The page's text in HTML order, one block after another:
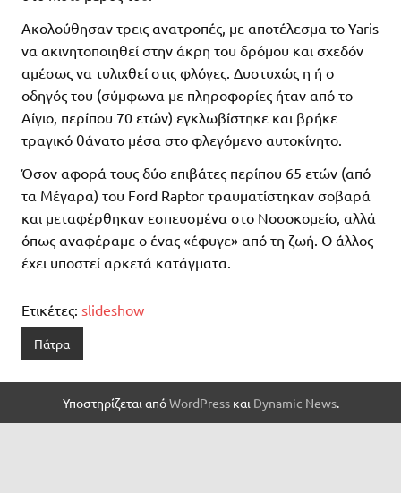
Ακολούθησαν τρεις ανατροπές, με αποτέλεσμα το Yaris
να ακινητοποιηθεί στην άκρη του δρόμου και σχεδόν
αμέσως να τυλιχθεί στις φλόγες. Δυστυχώς η ή ο
οδηγός του (σύμφωνα με πληροφορίες ήταν από το
Αίγιο, περίπου 70 ετών) εγκλωβίστηκε και βρήκε
τραγικό θάνατο μέσα στο φλεγόμενο αυτοκίνητο.
Όσον αφορά τους δύο επιβάτες περίπου 65 ετών (από
τα Μέγαρα) του Ford Raptor τραυματίστηκαν σοβαρά
και μεταφέρθηκαν εσπευσμένα στο Νοσοκομείο, αλλά
όπως αναφέραμε ο ένας «έφυγε» από τη ζωή. Ο άλλος
έχει υποστεί αρκετά κατάγματα.
Ετικέτες: slideshow
Πάτρα
Υποστηρίζεται απόWordPressκαι Dynamic News.